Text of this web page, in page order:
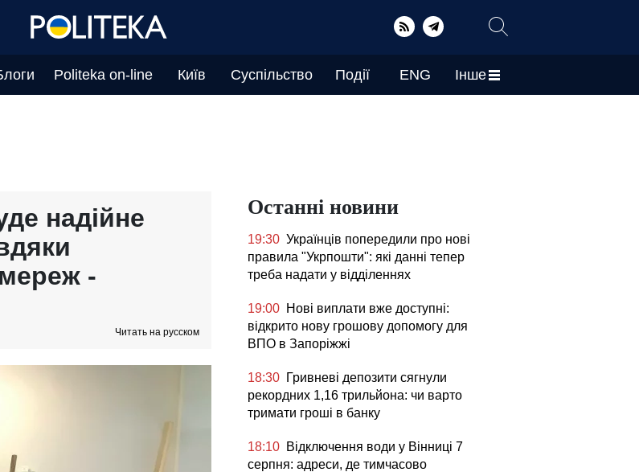
Politeka on-line Київ Суспільство Події ENG Інше
надійне
-
Читать на русском
Останні новини
19:30 Українців попередили про нові
правила "Укрпошти": які данні тепер
треба надати у відділеннях
19:00 Нові виплати вже доступні:
відкрито нову грошову допомогу для
ВПО в Запоріжжі
18:30 Гривневі депозити сягнули
рекордних 1,16 трильйона: чи варто
тримати гроші в банку
18:10 Відключення води у Вінниці 7
серпня: адреси, де тимчасово